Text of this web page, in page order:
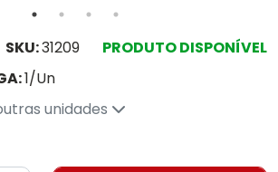
SKU:31209
PRODUTO DISPONÍVEL
1/Un
unidades